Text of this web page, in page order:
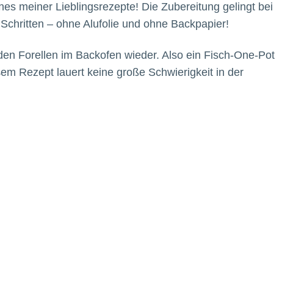
meiner Lieblingsrezepte! Die Zubereitung gelingt bei
– ohne Alufolie und ohne Backpapier!
Forellen im Backofen wieder. Also ein Fisch-One-Pot
Rezept lauert keine große Schwierigkeit in der